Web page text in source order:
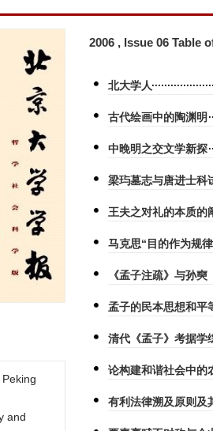
and
2006 , Issue 06 Table
北大学人
古代绘画中的陶渊明
中晚明之交文学新探
梁玙墓志与唐进士科
王夫之对礼的本质的
马克思“目的作为规
《孟子注疏》与孙奭
孟子的民本思想和平
清代《孟子》考据学
论构建和谐社会中的
有利法律溯及原则及